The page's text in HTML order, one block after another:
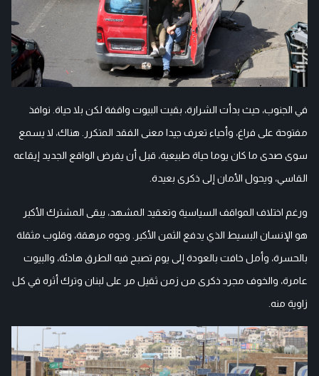
في الجنوب، حيث بدأت الشرارة، بقيت البيوت واقفة لكن بلا حياة. نوافذ
مفتوحة على فراغ، وأحياء تعرف جيدا معنى الفقد المتكرر. هناك، لا يسمع
سوى صدى ما كان يوما حياة طبيعية، قبل أن يفرض الواقع الجديد إيقاعه
القاسي، ويحول الأمان إلى ذكرى بعيدة.
ورغم اختلاف المواقف السياسية وتعقيد المشهد، يبقى المشترك الأكبر
هو الإنسان البسيط الذي يدفع الثمن الأكبر. وجوه مرهقة، وقلوب مثقلة
بالحسرة، وأمل خافت بالعودة إلى يوم تصبح فيه الطرق هادئة، والبيوت
عامرة، والخوف مجرد ذكرى من زمن ثقيل مر على لبنان وترك أثره في كل
زاوية منه.